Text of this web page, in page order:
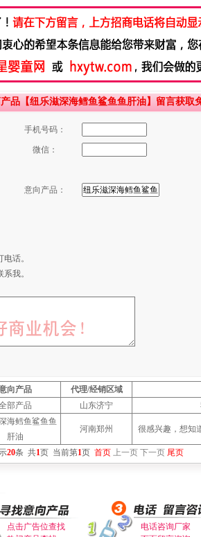
品【纽乐滋深海鳕鱼鲨鱼鱼肝油】留言获取
手机号码：
微信：
意向产品：
话。
我。
向产品 代理/经销区域
部产品 山东济宁
海鳕鱼鲨鱼鱼
肝油
河南郑州 很感兴趣，想知
20条 共1页 当前第1页 首页 上一页 下一页 尾页
点击广告位查找
电话咨询厂家